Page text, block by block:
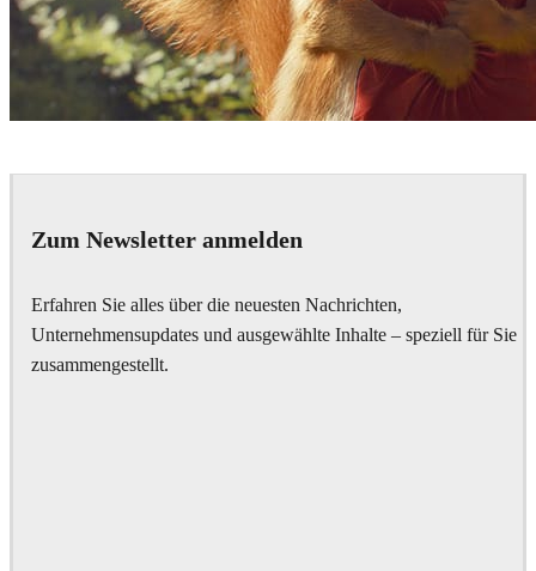
Zum Newsletter anmelden
Erfahren Sie alles über die neuesten Nachrichten,
Unternehmensupdates und ausgewählte Inhalte – speziell für Sie
zusammengestellt.